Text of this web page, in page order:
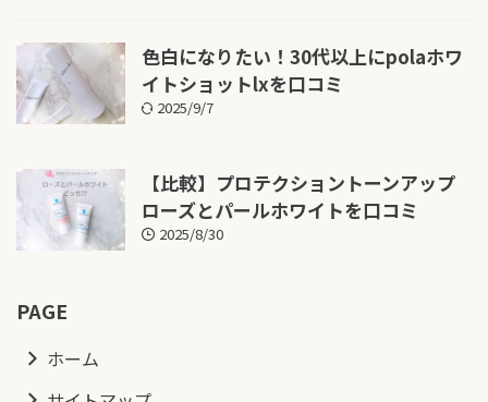
色白になりたい！30代以上にpolaホワ
イトショットlxを口コミ
2025/9/7
【比較】プロテクショントーンアップ
ローズとパールホワイトを口コミ
2025/8/30
PAGE
ホーム